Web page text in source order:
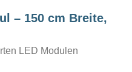
– 150 cm Breite,
LED Modulen